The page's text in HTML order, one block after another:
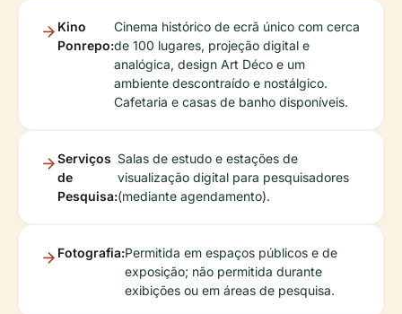
Kino
Ponrepo:
Cinema histórico de ecrã único com cerca
de 100 lugares, projeção digital e
analógica, design Art Déco e um
ambiente descontraído e nostálgico.
Cafetaria e casas de banho disponíveis.
Serviços
de
Pesquisa:
Salas de estudo e estações de
visualização digital para pesquisadores
(mediante agendamento).
Fotografia:Permitida em espaços públicos e de
exposição; não permitida durante
exibições ou em áreas de pesquisa.